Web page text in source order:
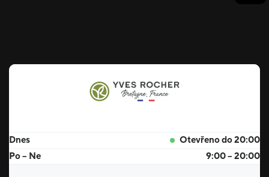
Dnes
Otevřeno do 20:00
Po – Ne
9:00 – 20:00